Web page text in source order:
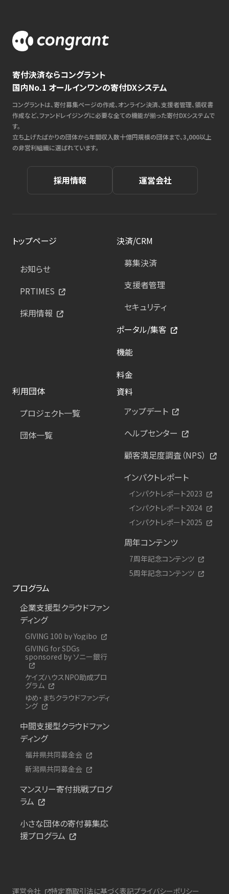
寄付決済ならコングラント
国内No.1 オールインワンの寄付DXシステム
コングラントは、寄付募集ページの作成、オンライン決済、支援者管理、領収書
作成など、ファンドレイジングに必要な全ての機能が揃った寄付DXシステムで
す。
立ち上げたばかりの団体から年間収入数十億円規模の団体まで、3,000以上
の非営利組織に選ばれています。
採用情報 運営会社
トップページ
お知らせ
PRTIMES
採用情報
決済/CRM
募集決済
支援者管理
セキュリティ
ポータル/集客
機能
料金
利用団体
プロジェクト一覧
団体一覧
資料
アップデート
ヘルプセンター
顧客満足度調査（NPS）
インパクトレポート
インパクトレポート2023
インパクトレポート2024
インパクトレポート2025
周年コンテンツ
7周年記念コンテンツ
5周年記念コンテンツ
プログラム
企業支援型クラウドファン
ディング
GIVING 100 by Yogibo
GIVING for SDGs
sponsored by ソニー銀行
ケイズハウスNPO助成プロ
グラム
ゆめ・まちクラウドファンディ
ング
中間支援型クラウドファン
ディング
福井県共同募金会
新潟県共同募金会
マンスリー寄付挑戦プログ
ラム
小さな団体の寄付募集応
援プログラム
運営会社 特定商取引法に基づく表記プライバシーポリシー